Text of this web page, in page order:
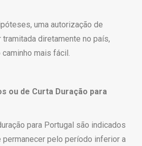
uma autorização de
diretamente no país,
mais fácil.
ou de Curta Duração para
para Portugal são indicados
permanecer pelo período inferior a